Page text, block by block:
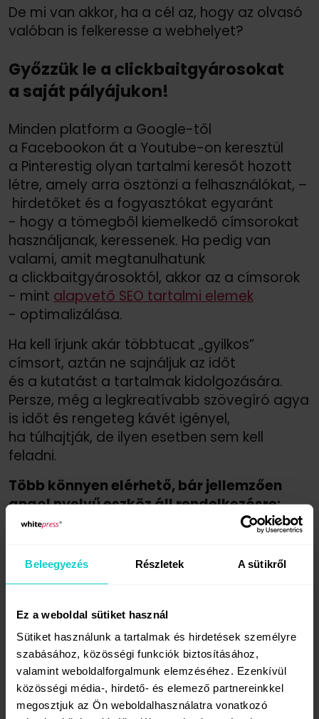
Beleegyezés Részletek A sütikről
Ez a weboldal sütiket használ
Sütiket használunk a tartalmak és hirdetések személyre
szabásához, közösségi funkciók biztosításához,
valamint weboldalforgalmunk elemzéséhez. Ezenkívül
közösségi média-, hirdető- és elemező partnereinkkel
megosztjuk az Ön weboldalhasználatra vonatkozó
De mi van akkor, ha a cél az, hogy az olvasó
valóban is felkeresse a webhelyet?
Győzzük le a clickbaitgyárosokat
a saját pályájukon!
Minden platform a Google-től
a Facebookon át a Youtube-on keresztül
a Pinterestig olyan tartalmi keresőt hozott
létre, amely arra ösztönzi a felhasználókat, –
hirdetőket és a fogyasztókat egyaránt
- hogy a tömegből kiemelkedő címsorokat
használjanak, keressenek. Ha pedig van
valami, amit megtanulhatunk
a clickbaitgyárosoktól, akkor az a címsorok
- mint alapvető SEO tartalmi elemek
- optimalizálása.
Ha kell írjunk akár többtucat „gyilkos”
címsort, aztán ne sajnáljuk az időt
és a kutatást a tartalmak kidolgozására.
Persze, még a legkreatívabb szövegíró agya
is időt és rengeteg kávét igényel,
ha túlhajtják, de ilyen esetben sem kell
feladni.
Több könnyen elérhető, bár jellemzően
angol nyelvű eszköz áll rendelkezésre:
ACoSchedule Headline Analyzer segít
leszűkíteni.
ABuzzFeedkeretrendszere inspirációt
nyújt a tartalmak létrehozásához.
feltérképezhetjük azt, hogy mire kíváncsi
az internet népe.
AHubspotakárcsak három szóból
is különböző topikokat hoz létre.